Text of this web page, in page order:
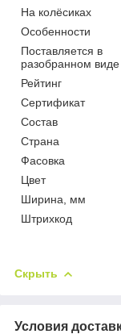
На колёсиках
Особенности
Поставляется в
разобранном виде
Рейтинг
Сертификат
Состав
Страна
Фасовка
Цвет
Ширина, мм
Штрихкод
Скрыть
Условия